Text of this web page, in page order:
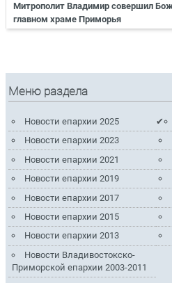
Митрополит Владимир совершил
главном храме Приморья
Меню раздела
Новости епархии 2025
Новости епархии 2023
Новости епархии 2021
Новости епархии 2019
Новости епархии 2017
Новости епархии 2015
Новости епархии 2013
Новости Владивостокско-
Приморской епархии 2003-2011